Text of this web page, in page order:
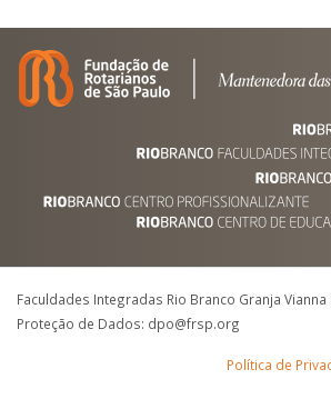
Faculdades Integradas Rio Branco Granja
Proteção de Dados: dpo@frsp.org
Política de